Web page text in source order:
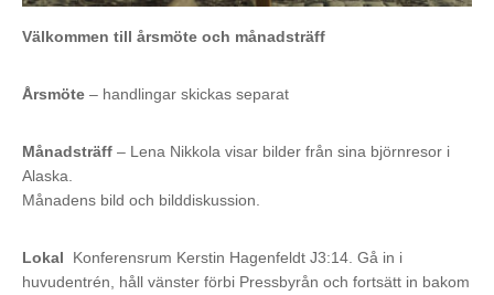
Välkommen till årsmöte och månadsträff
Årsmöte – handlingar skickas separat
Månadsträff – Lena Nikkola visar bilder från sina björnresor i
Alaska.
Månadens bild och bilddiskussion.
Lokal Konferensrum Kerstin Hagenfeldt J3:14. Gå in i
huvudentrén, håll vänster förbi Pressbyrån och fortsätt in bakom